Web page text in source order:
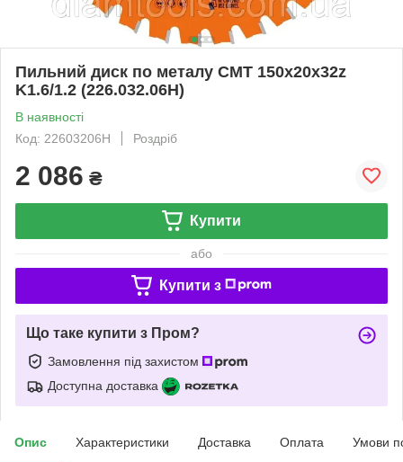
Пильний диск по металу СМТ 150х20х32z
K1.6/1.2 (226.032.06H)
В наявності
Код: 22603206H
Роздріб
2 086 ₴
Купити
або
Купити з
Що таке купити з Пром?
Замовлення під захистом
Доступна доставка
Опис Характеристики Доставка Оплата Умови